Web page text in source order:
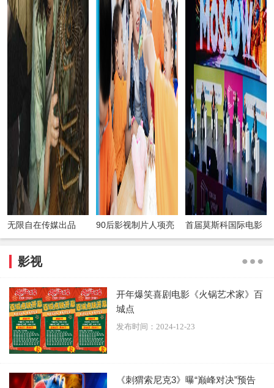
无限自在传媒出品
《鹦鹉杀》再“出海”
90后影视制片人项亮
月（亮月儿）让世界
首届莫斯科国际电影
周圆满闭幕 全球电影
影视
开年爆笑喜剧电影《火锅艺术家》百
城点
发布时间：2024-12-23
《刺猬索尼克3》曝“巅峰对决”预告